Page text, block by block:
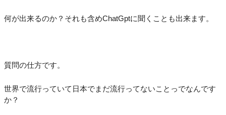
何が出来るのか？それも含めChatGptに聞くことも出来ます。
質問の仕方です。
世界で流行っていて日本でまだ流行ってないことっでなんです
か？